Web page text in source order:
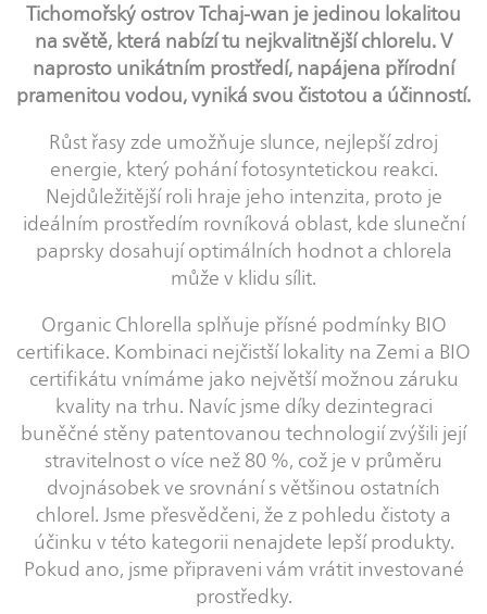
Tichomořský ostrov Tchaj-wan je jedinou lokalitou
na světě, která nabízí tu nejkvalitnější chlorelu. V
naprosto unikátním prostředí, napájena přírodní
pramenitou vodou, vyniká svou čistotou a účinností.
Růst řasy zde umožňuje slunce, nejlepší zdroj
energie, který pohání fotosyntetickou reakci.
Nejdůležitější roli hraje jeho intenzita, proto je
ideálním prostředím rovníková oblast, kde sluneční
paprsky dosahují optimálních hodnot a chlorela
může v klidu sílit.
Organic Chlorella splňuje přísné podmínky BIO
certifikace. Kombinaci nejčistší lokality na Zemi a BIO
certifikátu vnímáme jako největší možnou záruku
kvality na trhu. Navíc jsme díky dezintegraci
buněčné stěny patentovanou technologií zvýšili její
stravitelnost o více než 80 %, což je v průměru
dvojnásobek ve srovnání s většinou ostatních
chlorel. Jsme přesvědčeni, že z pohledu čistoty a
účinku v této kategorii nenajdete lepší produkty.
Pokud ano, jsme připraveni vám vrátit investované
prostředky.